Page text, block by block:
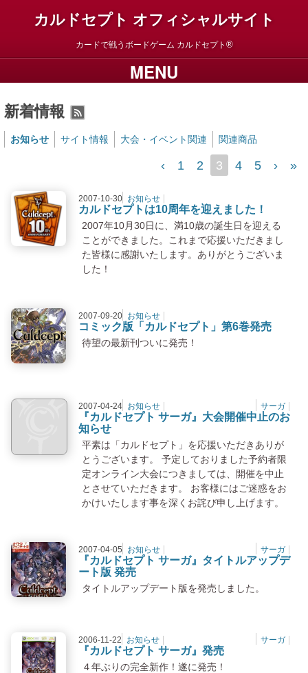
カルドセプト オフィシャルサイト
カードで戦うボードゲーム カルドセプト
MENU
新着情報
お知らせ サイト情報 大会・イベント関連 関連商品
‹ 1 2 3 4 5 › »
カルドセプトは10周年を迎えました！
2007-10-30 お知らせ
カルドセプトは10周年を迎えました！
2007年10月30日に、満10歳の誕生日を迎える
ことができました。これまで応援いただきまし
た皆様に感謝いたします。ありがとうございま
した！
コミック版「カルドセプト」第6巻発売
2007-09-20 お知らせ
コミック版「カルドセプト」第6巻発売
待望の最新刊ついに発売！
NO IMAGE サーガ
2007-04-24 お知らせ
『カルドセプト サーガ』大会開催中止のお
知らせ
平素は「カルドセプト」を応援いただきありが
とうございます。 予定しておりました予約者限
定オンライン大会につきましては、開催を中止
とさせていただきます。 お客様にはご迷惑をお
かけいたします事を深くお詫び申し上げます。
『カルドセプト サーガ』タイトルアップデート
サーガ
2007-04-05 お知らせ
『カルドセプト サーガ』タイトルアップデ
ート版 発売
タイトルアップデート版を発売しました。
『カルドセプト サーガ』発売 サーガ
2006-11-22 お知らせ
『カルドセプト サーガ』発売
４年ぶりの完全新作！遂に発売！